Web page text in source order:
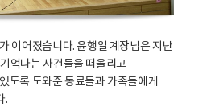
이어졌습니다. 윤행일 계장님은 지난
억나는 사건들을 떠올리고
도록 도와준 동료들과 가족들에게
.